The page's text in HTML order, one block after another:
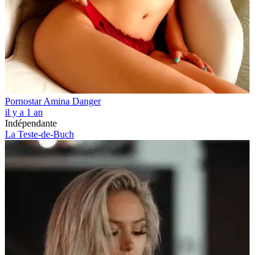
Pornostar Amina Danger
il y a 1 an
Indépendante
La Teste-de-Buch